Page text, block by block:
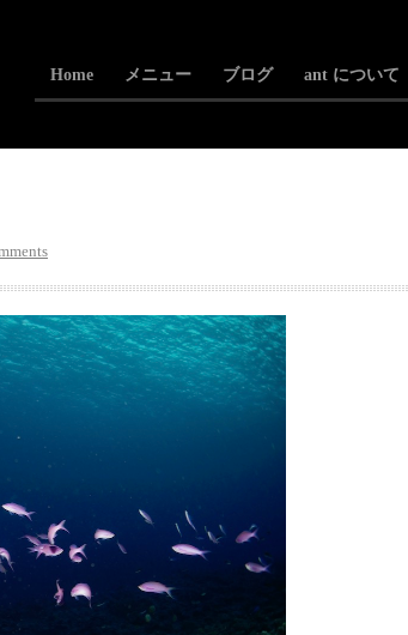
Home メニュー ブログ ant について